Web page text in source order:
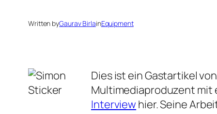
Written byGaurav BirlainEquipment
Dies ist ein Gastartikel
Multimediaproduzent mit
Interview hier. Seine